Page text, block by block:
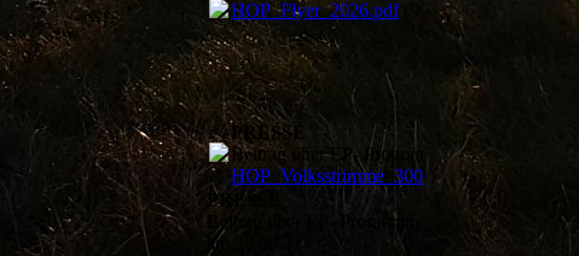
HOP_Flyer_2026.pdf(992.09KB)
PRESSE
Beitrag über EP- Programm am 28.06.21
HOP_Volksstrimme_300621.pdf
PRESSE
Beitrag über EP- Programm
am 28.06.21